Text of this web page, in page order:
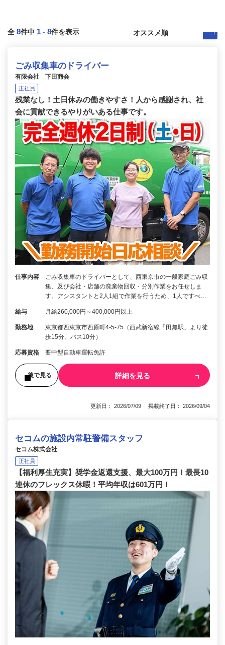
全 8件中 1 - 8件を表示
ごみ収集車のドライバー
有限会社 下田商会
正社員
残業なし！土日休みの働きやすさ！人から感謝され、社
会に貢献できるやりがいある仕事です。
仕事内容
ごみ収集車のドライバーとして、西東京市の一般家庭ごみ収
集、及び会社・店舗の廃棄物回収・分別作業をお任せしま
す。アシスタントと2人1組で作業を行うため、1人ですべ…
給与 月給260,000円～400,000円以上
勤務地
東京都西東京市西原町4-5-75（西武新宿線「田無駅」より徒
歩15分、バス10分）
応募資格 要中型自動車運転免許
後で見る 詳細を見る
更新日： 2026/07/09 掲載終了日： 2026/09/04
セコムの施設内常駐警備スタッフ
セコム株式会社
正社員
【福利厚生充実】奨学金返還支援、最大100万円！最長10
連休のフレックス休暇！平均年収は601万円！